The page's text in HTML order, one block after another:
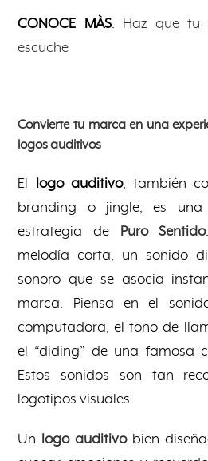
CONOCE MÀS: Haz que tu
escuche
Convierte tu marca en una
logos auditivos
El logo auditivo, también
branding o jingle, es
estrategia de Puro Sentido
melodía corta, un sonido
sonoro que se asocia
marca. Piensa en el
computadora, el tono de
el “diding” de una famosa
Estos sonidos son tan
logotipos visuales.
Un logo auditivobien